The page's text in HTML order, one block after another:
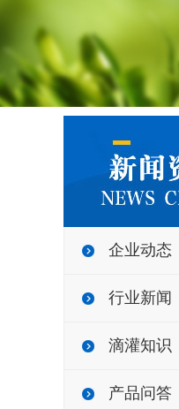
企业动态
行业新闻
滴灌知识
产品问答